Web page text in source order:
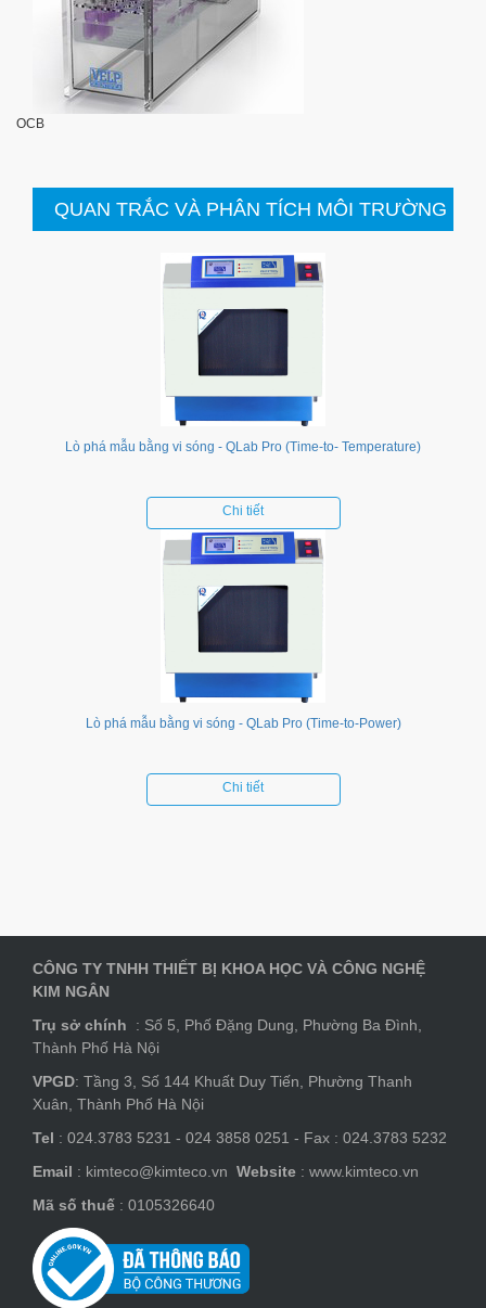
OCB
QUAN TRẮC VÀ PHÂN TÍCH MÔI TRƯỜNG
Lò phá mẫu bằng vi sóng - QLab Pro (Time-to- Temperature)
Chi tiết
Lò phá mẫu bằng vi sóng - QLab Pro (Time-to-Power)
Chi tiết
CÔNG TY TNHH THIẾT BỊ KHOA HỌC VÀ CÔNG NGHỆ
KIM NGÂN
Trụ sở chính : Số 5, Phố Đặng Dung, Phường Ba Đình,
Thành Phố Hà Nội
VPGD: Tầng 3, Số 144 Khuất Duy Tiến, Phường Thanh
Xuân, Thành Phố Hà Nội
Tel : 024.3783 5231 - 024 3858 0251 - Fax : 024.3783 5232
Email : kimteco@kimteco.vn Website : www.kimteco.vn
Mã số thuế : 0105326640